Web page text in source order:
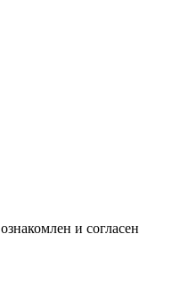
ознакомлен и согласен